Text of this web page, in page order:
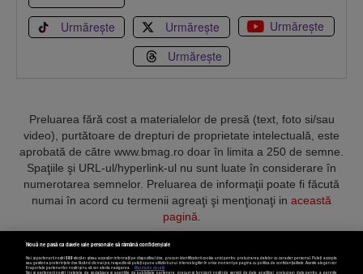
Urmărește Urmărește
Urmărește
Urmărește
Preluarea fără cost a materialelor de presă (text, foto si/sau
video), purtătoare de drepturi de proprietate intelectuală, este
aprobată de către www.bmag.ro doar în limita a 250 de semne.
Spaţiile şi URL-ul/hyperlink-ul nu sunt luate în considerare în
numerotarea semnelor. Preluarea de informaţii poate fi făcută
numai în acord cu termenii agreaţi şi menţionaţi in această
pagină
Nouă ne pasă ca datele tale personale să rămână confidențiale
Noi și partenerii noștri589stocăm și/sau accesăm informații pe dispozitivul dvs., precum identificatorii cookie unici pentru prelucrarea datelor cu caracter personal. Puteți accepta
sau gestiona preferințele dvs. făcând clic mai jos, respectiv vă puteți opune utilizării unui interes legitim în orice moment pe pagina cu politica de confidențialitate. Aceste alegeri vor
fi raportate partenerilor noștri și nu vă vor afecta navigarea.
Mai multe detalii
Noi si partenerii nostri (retelele de socializare si agentiile de publicitate partenere, precum si furnizorii nostri de servicii de date analitice) prelucram date pentru a permite